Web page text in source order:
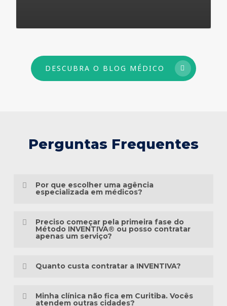
DESCUBRA O BLOG MÉDICO
Perguntas Frequentes
Por que escolher uma agência
especializada em médicos?
mais do que conhecimento em publicidade.
paciente, as particularidades das
como as pessoas pesquisam sintomas,
Preciso começar pela primeira fase do
Método INVENTIVA® ou posso contratar
apenas um serviço?
diferente da sua presença digital. Algumas
Quanto custa contratar a INVENTIVA?
padronizados, porque cada clínica possui
Minha clínica não fica em Curitiba. Vocês
atendem outras cidades?